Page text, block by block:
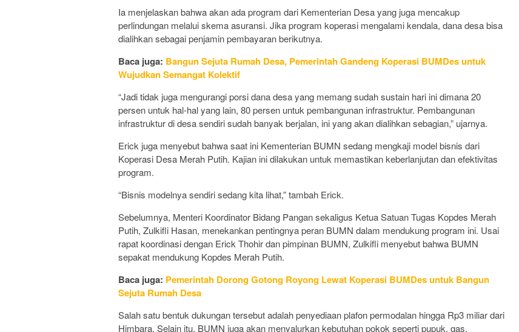
Ia menjelaskan bahwa akan ada program dari Kementerian Desa yang juga mencakup
perlindungan melalui skema asuransi. Jika program koperasi mengalami kendala, dana desa bisa
dialihkan sebagai penjamin pembayaran berikutnya.
Baca juga: Bangun Sejuta Rumah Desa, Pemerintah Gandeng Koperasi BUMDes untuk
Wujudkan Semangat Kolektif
“Jadi tidak juga mengurangi porsi dana desa yang memang sudah sustain hari ini dimana 20
persen untuk hal-hal yang lain, 80 persen untuk pembangunan infrastruktur. Pembangunan
infrastruktur di desa sendiri sudah banyak berjalan, ini yang akan dialihkan sebagian,” ujarnya.
Erick juga menyebut bahwa saat ini Kementerian BUMN sedang mengkaji model bisnis dari
Koperasi Desa Merah Putih. Kajian ini dilakukan untuk memastikan keberlanjutan dan efektivitas
program.
“Bisnis modelnya sendiri sedang kita lihat,” tambah Erick.
Sebelumnya, Menteri Koordinator Bidang Pangan sekaligus Ketua Satuan Tugas Kopdes Merah
Putih, Zulkifli Hasan, menekankan pentingnya peran BUMN dalam mendukung program ini. Usai
rapat koordinasi dengan Erick Thohir dan pimpinan BUMN, Zulkifli menyebut bahwa BUMN
sepakat mendukung Kopdes Merah Putih.
Baca juga: Pemerintah Dorong Gotong Royong Lewat Koperasi BUMDes untuk Bangun
Sejuta Rumah Desa
Salah satu bentuk dukungan tersebut adalah penyediaan plafon permodalan hingga Rp3 miliar dari
Himbara. Selain itu, BUMN juga akan menyalurkan kebutuhan pokok seperti pupuk, gas,